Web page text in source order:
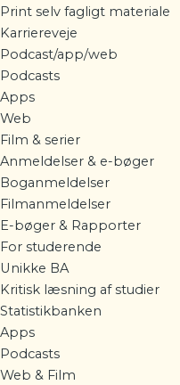
Print selv fagligt materiale
Karriereveje
Podcast/app/web
Podcasts
Apps
Web
Film & serier
Anmeldelser & e-bøger
Boganmeldelser
Filmanmeldelser
E-bøger & Rapporter
For studerende
Unikke BA
Kritisk læsning af studier
Statistikbanken
Apps
Podcasts
Web & Film